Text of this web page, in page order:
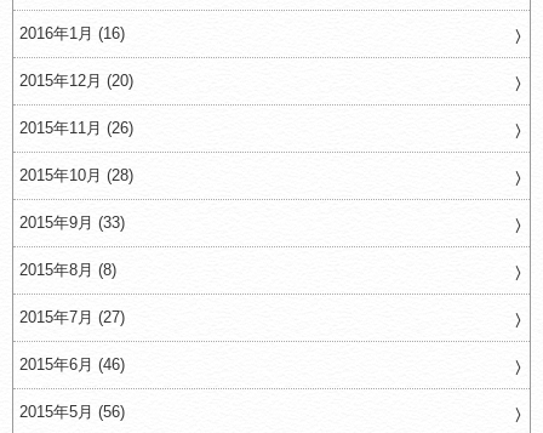
2016年1月 (16)
2015年12月 (20)
2015年11月 (26)
2015年10月 (28)
2015年9月 (33)
2015年8月 (8)
2015年7月 (27)
2015年6月 (46)
2015年5月 (56)